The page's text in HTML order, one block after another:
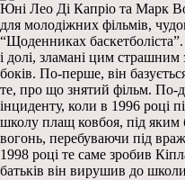
Юні Лео Ді Капріо та Марк
для молодіжних фільмів,
“Щоденниках баскетболіста”.
і долі, зламані цим страшним
боків. По-перше, він
те, про що знятий фільм. По-
інциденту, коли в 1996 році
школу плащ ковбоя, під яким
вогонь, перебуваючи під
1998 році те саме зробив
батьків він вирушив до